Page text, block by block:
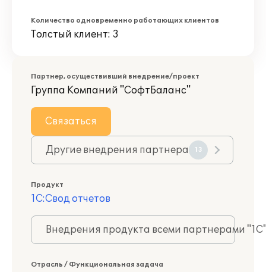
Количество одновременно работающих клиентов
Толстый клиент: 3
Партнер, осуществивший внедрение/проект
Группа Компаний "СофтБаланс"
Связаться
Другие внедрения партнера 13
Продукт
1С:Свод отчетов
Внедрения продукта всеми партнерами
Отрасль / Функциональная задача